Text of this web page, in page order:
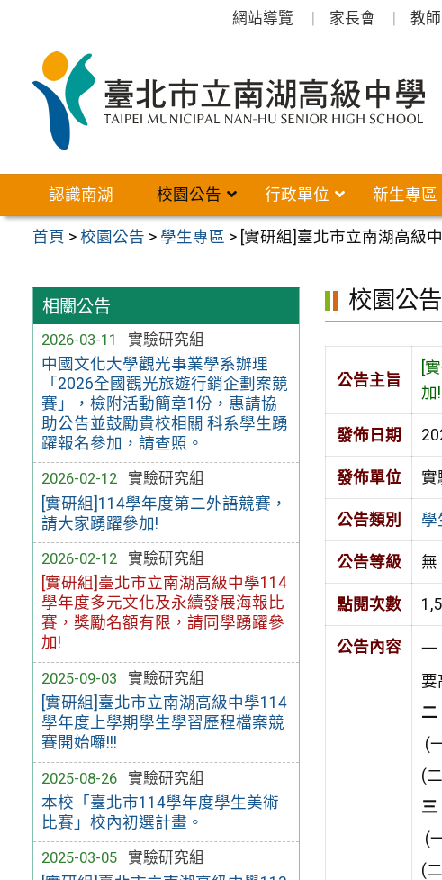
網站導覽 家長會 教
認識南湖 校園公告 行政單位 新生專區
首頁 >校園公告 > 學生專區 > [實研組]臺北市立南湖高級
相關公告
2026-03-11
實驗研究組
中國文化大學觀光事業學系辦理
「2026全國觀光旅遊行銷企劃案競
賽」，檢附活動簡章1份，惠請協
助公告並鼓勵貴校相關 科系學生踴
躍報名參加，請查照。
2026-02-12
實驗研究組
[實研組]114學年度第二外語競賽，
請大家踴躍參加!
2026-02-12
實驗研究組
[實研組]臺北市立南湖高級中學114
學年度多元文化及永續發展海報比
賽，獎勵名額有限，請同學踴躍參
加!
2025-09-03
實驗研究組
[實研組]臺北市立南湖高級中學114
學年度上學期學生學習歷程檔案競
賽開始囉!!!
2025-08-26
實驗研究組
本校「臺北市114學年度學生美術
比賽」校內初選計畫。
2025-03-05
實驗研究組
校園公告
公告主旨
[
加!
發佈日期
發佈單位 實
公告類別 學
公告等級 無
點閱次數
公告內容 一
要
二
(
(
三
(
(